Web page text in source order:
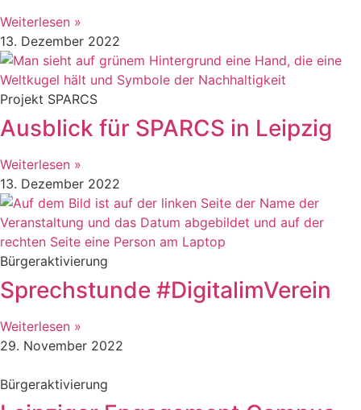
Weiterlesen »
13. Dezember 2022
Projekt SPARCS
Ausblick für SPARCS in Leipzig
Weiterlesen »
13. Dezember 2022
Bürgeraktivierung
Sprechstunde #DigitalimVerein
Weiterlesen »
29. November 2022
Bürgeraktivierung